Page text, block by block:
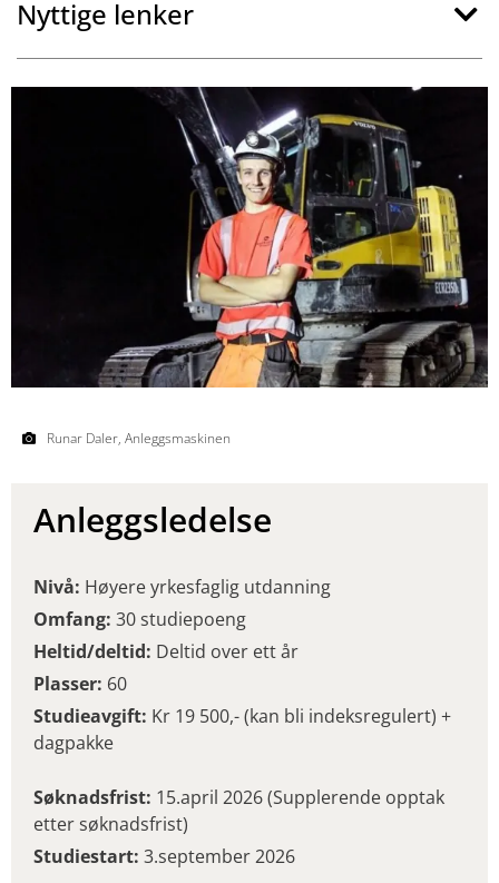
Nyttige lenker
Runar Daler, Anleggsmaskinen
Anleggsledelse
Nivå: Høyere yrkesfaglig utdanning
Omfang: 30 studiepoeng
Heltid/deltid: Deltid over ett år
Plasser: 60
Studieavgift: Kr 19 500,- (kan bli indeksregulert) +
dagpakke
Søknadsfrist: 15.april 2026 (Supplerende opptak
etter søknadsfrist)
Studiestart: 3.september 2026